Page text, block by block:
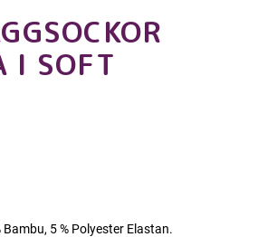
I SOFT
5 % Polyester Elastan.